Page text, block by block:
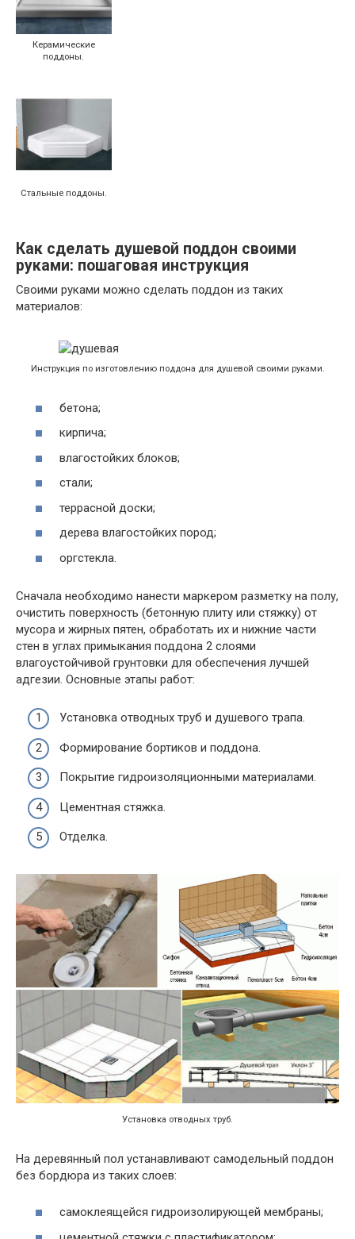
Керамические
поддоны.
Стальные поддоны.
Как сделать душевой поддон своими
руками: пошаговая инструкция
Своими руками можно сделать поддон из таких
материалов:
Инструкция по изготовлению поддона для душевой своими руками.
бетона;
кирпича;
влагостойких блоков;
стали;
террасной доски;
дерева влагостойких пород;
оргстекла.
Сначала необходимо нанести маркером разметку на полу,
очистить поверхность (бетонную плиту или стяжку) от
мусора и жирных пятен, обработать их и нижние части
стен в углах примыкания поддона 2 слоями
влагоустойчивой грунтовки для обеспечения лучшей
адгезии. Основные этапы работ:
Установка отводных труб и душевого трапа.
Формирование бортиков и поддона.
Покрытие гидроизоляционными материалами.
Цементная стяжка.
Отделка.
Установка отводных труб.
На деревянный пол устанавливают самодельный поддон
без бордюра из таких слоев:
самоклеящейся гидроизолирующей мембраны;